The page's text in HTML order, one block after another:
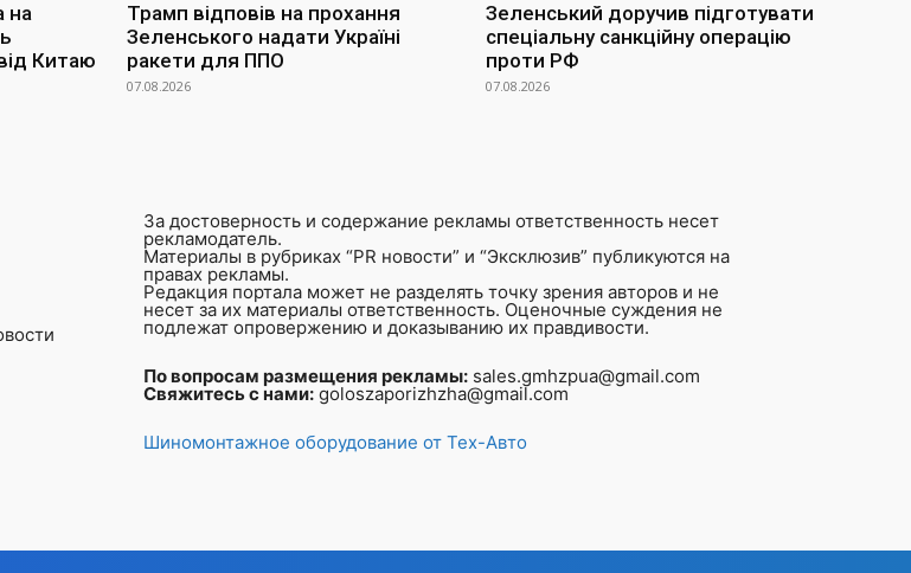
на
Китаю
Трамп відповів на прохання
Зеленського надати Україні
ракети для ППО
07.08.2026
Зеленський доручив підготувати
спеціальну санкційну операцію
проти РФ
07.08.2026
За достоверность и содержание рекламы ответственность несет
рекламодатель.
Материалы в рубриках “PR новости” и “Эксклюзив” публикуются на
правах рекламы.
Редакция портала может не разделять точку зрения авторов и не
несет за их материалы ответственность. Оценочные суждения не
подлежат опровержению и доказыванию их правдивости.
По вопросам размещения рекламы: sales.gmhzpua@gmail.com
Свяжитесь с нами: goloszaporizhzha@gmail.com
Шиномонтажное оборудование от Тех-Авто